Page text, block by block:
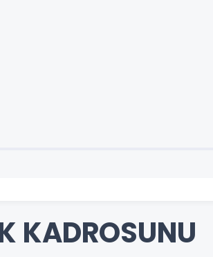
KADROSUNU